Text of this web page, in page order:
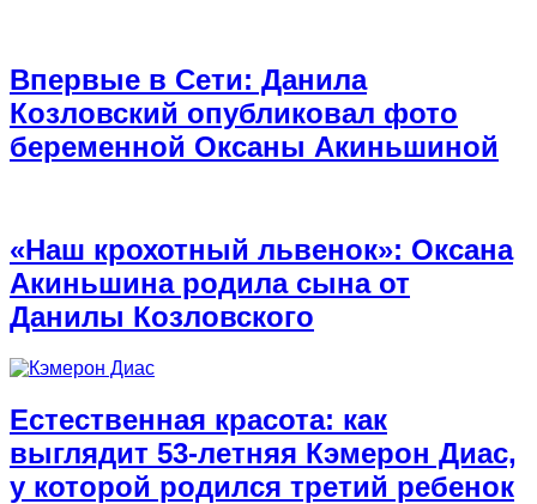
Впервые в Сети: Данила
Козловский опубликовал фото
беременной Оксаны Акиньшиной
«Наш крохотный львенок»: Оксана
Акиньшина родила сына от
Данилы Козловского
Естественная красота: как
выглядит 53-летняя Кэмерон Диас,
у которой родился третий ребенок